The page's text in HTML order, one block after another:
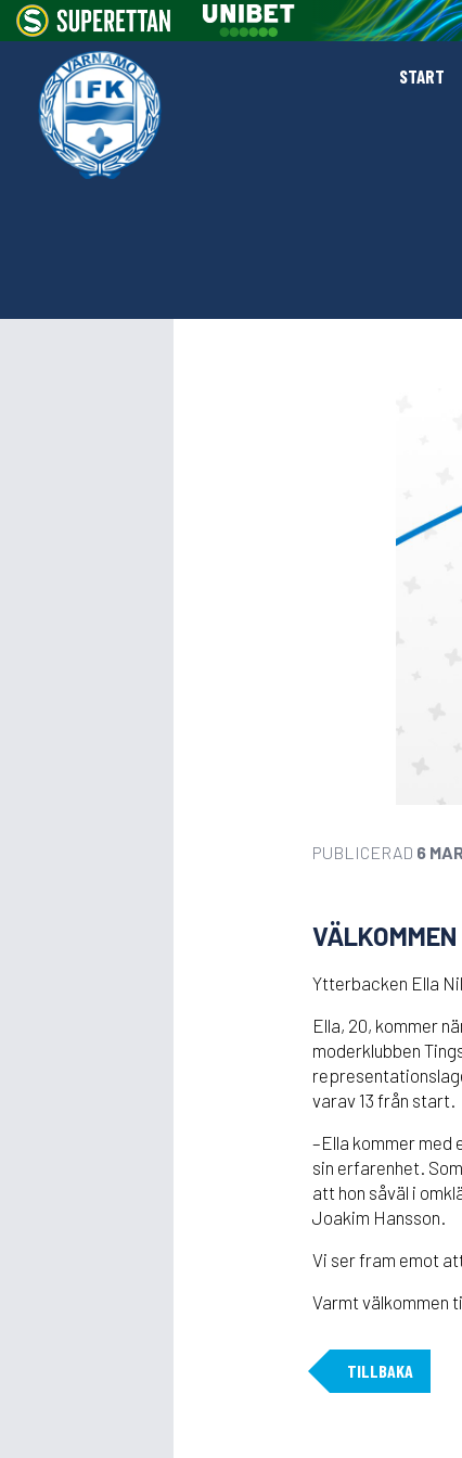
START
PUBLICERAD 6
Ytterbacken Ella
Ella, 20, kommer
moderklubben
varav 13 från start.
–Ella kommer med
sin erfarenhet.
att hon såväl i
Joakim Hansson.
Vi ser fram emot
Varmt välkommen
TILLBAKA